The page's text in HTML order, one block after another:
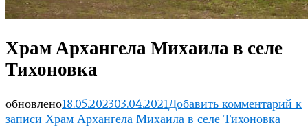
Храм Архангела Михаила в селе
Тихоновка
обновлено18.05.202303.04.2021Добавить комментарий к
записи Храм Архангела Михаила в селе Тихоновка